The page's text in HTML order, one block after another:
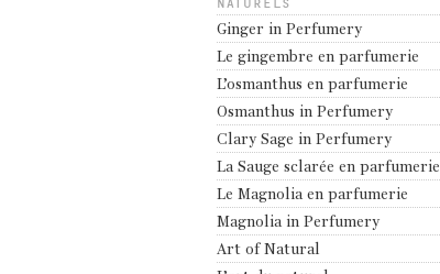
NATURELS
Ginger in Perfumery
Le gingembre en parfumerie
L’osmanthus en parfumerie
Osmanthus in Perfumery
Clary Sage in Perfumery
La Sauge sclarée en parfumerie
Le Magnolia en parfumerie
Magnolia in Perfumery
Art of Natural